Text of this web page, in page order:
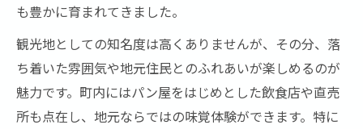
も豊かに育まれてきました。
観光地としての知名度は高くありませんが、その分、落
ち着いた雰囲気や地元住民とのふれあいが楽しめるのが
魅力です。町内にはパン屋をはじめとした飲食店や直売
所も点在し、地元ならではの味覚体験ができます。特に